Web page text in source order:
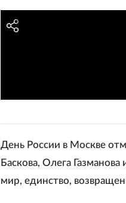
День России в Москве
Баскова, Олега
мир, единство,